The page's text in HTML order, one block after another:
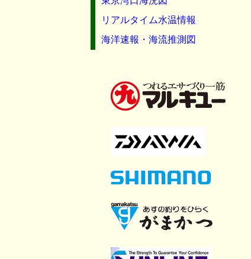
リアルタイム水温情報
海洋速報・海流推測図